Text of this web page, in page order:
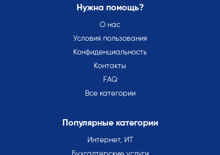
Нужна помощь?
О нас
Условия пользования
Конфиденциальность
Контакты
FAQ
Все категории
Популярные категории
Интернет, ИТ